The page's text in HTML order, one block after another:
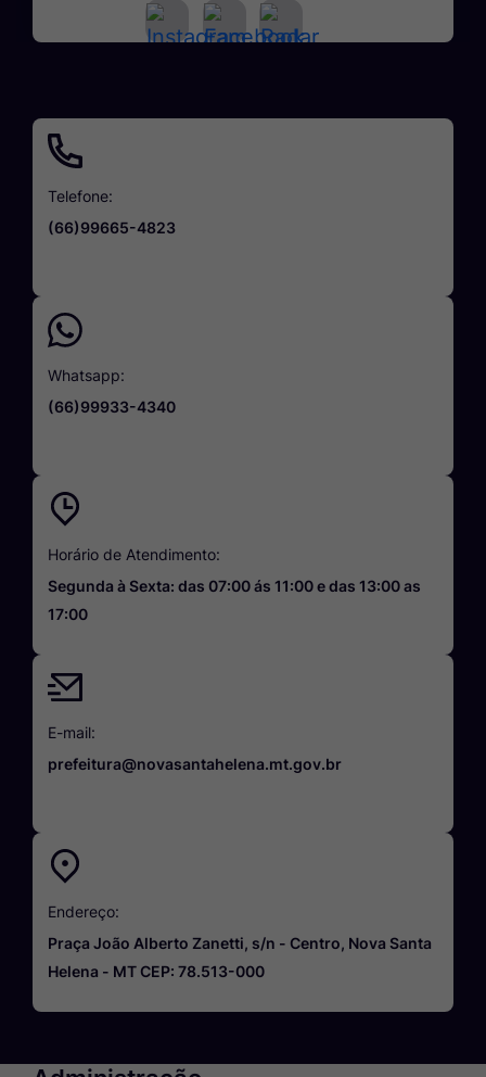
Acessar
a
Social
Acessar
a
Social
Acessar
a
Social
Telefone:
(66)99665-4823
Whatsapp:
(66)99933-4340
Horário de Atendimento:
Segunda à Sexta: das 07:00 ás 11:00 e das 13:00 as
17:00
E-mail:
prefeitura@novasantahelena.mt.gov.br
Endereço:
Praça João Alberto Zanetti, s/n - Centro, Nova Santa
Helena - MT CEP: 78.513-000